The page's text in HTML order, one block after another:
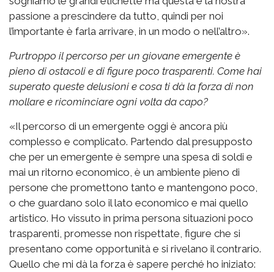
passione a prescindere da tutto, quindi per noi
l’importante è farla arrivare, in un modo o nell’altro».
Purtroppo il percorso per un giovane emergente è
pieno di ostacoli e di figure poco trasparenti. Come hai
superato queste delusioni e cosa ti dà la forza di non
mollare e ricominciare ogni volta da capo?
«Il percorso di un emergente oggi è ancora più
complesso e complicato. Partendo dal presupposto
che per un emergente è sempre una spesa di soldi e
mai un ritorno economico, è un ambiente pieno di
persone che promettono tanto e mantengono poco,
o che guardano solo il lato economico e mai quello
artistico. Ho vissuto in prima persona situazioni poco
trasparenti, promesse non rispettate, figure che si
presentano come opportunità e si rivelano il contrario.
Quello che mi dà la forza è sapere perché ho iniziato: